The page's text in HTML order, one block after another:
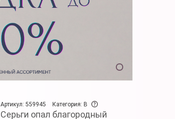
Артикул: 559945
Категория: B
Серьги опал благородный